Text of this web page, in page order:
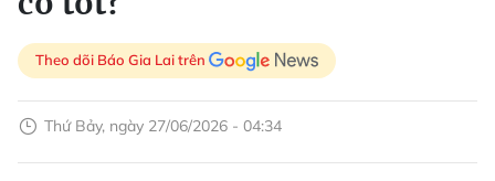
Theo dõi Báo Gia Lai trên
Thứ Bảy, ngày 27/06/2026 - 04:34